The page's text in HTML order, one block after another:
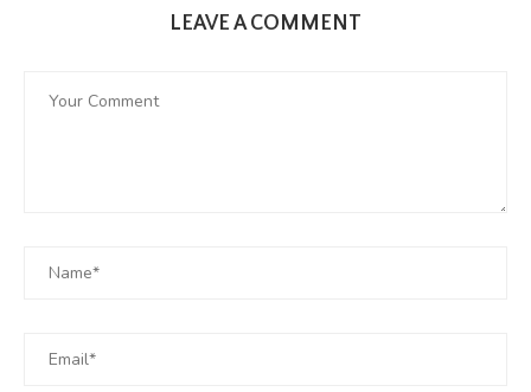
LEAVE A COMMENT